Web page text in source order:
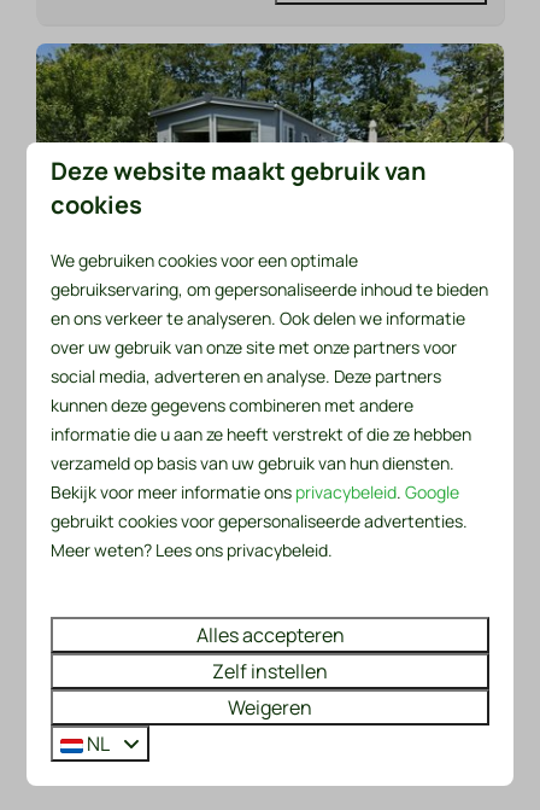
Vanaf
€ 325
3 nachten
2 personen
Chalet 536
Nederland, Noord-Holland, Sint Maarten
2
Nee
Rustig ligging
Twee terrassen
Mooie uitkijk
Meer resultaten (46)
Deze website maakt gebruik van
cookies
We gebruiken cookies voor een optimale
gebruikservaring, om gepersonaliseerde inhoud te bieden
en ons verkeer te analyseren. Ook delen we informatie
over uw gebruik van onze site met onze partners voor
social media, adverteren en analyse. Deze partners
kunnen deze gegevens combineren met andere
informatie die u aan ze heeft verstrekt of die ze hebben
verzameld op basis van uw gebruik van hun diensten.
Bekijk voor meer informatie ons privacybeleid.Google
gebruikt cookies voor gepersonaliseerde advertenties.
Meer weten? Lees ons privacybeleid.
Alles accepteren
Zelf instellen
Weigeren
NL